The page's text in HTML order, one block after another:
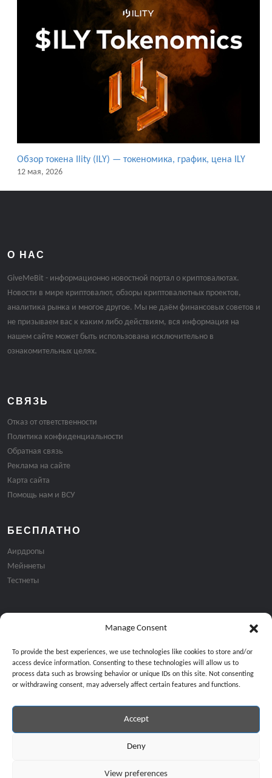
Manage Consent
To provide the best experiences, we use technologies like cookies to store and/or
access device information. Consenting to these technologies will allow us to
process data such as browsing behavior or unique IDs on this site. Not consenting
or withdrawing consent, may adversely affect certain features and functions.
Accept
Deny
View preferences
Обзор токена Ility (ILY) — токеномика, график, цена ILY
12 мая, 2026
О НАС
GiveMeBit - информационно новостной портал о криптовалютах.
Новости в мире криптовалют, обзоры криптовалютных проектов,
аналитика рынка и многое другое. Мы не даём финансовых советов и
не призываем вас к каким либо действиям, вся информация на
нашем сайте может быть использована исключительно в
ознакомительных целях.
СВЯЗЬ
Отказ от ответственности
Политика конфиденциальности
Обратная связь
Реклама на сайте
Карта сайта
Помощь нам и ВСУ
БЕСПЛАТНО
Аирдропы
Мейннеты
Тестнеты
Подписка на email рассылку:
Продолжая, вы соглашаетесь с нашей политикой
Copyright © 2024 All Rights Reserved by